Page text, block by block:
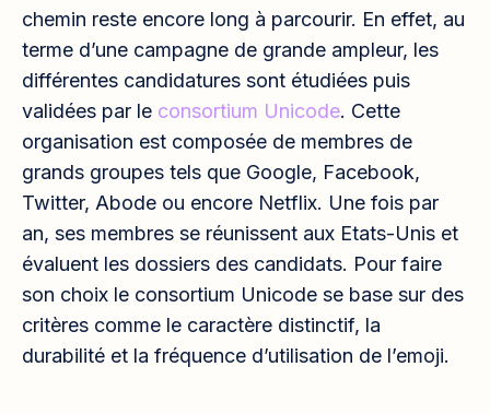
chemin reste encore long à parcourir. En effet, au
terme d’une campagne de grande ampleur, les
différentes candidatures sont étudiées puis
validées par le consortium Unicode. Cette
organisation est composée de membres de
grands groupes tels que Google, Facebook,
Twitter, Abode ou encore Netflix. Une fois par
an, ses membres se réunissent aux Etats-Unis et
évaluent les dossiers des candidats. Pour faire
son choix le consortium Unicode se base sur des
critères comme le caractère distinctif, la
durabilité et la fréquence d’utilisation de l’emoji.